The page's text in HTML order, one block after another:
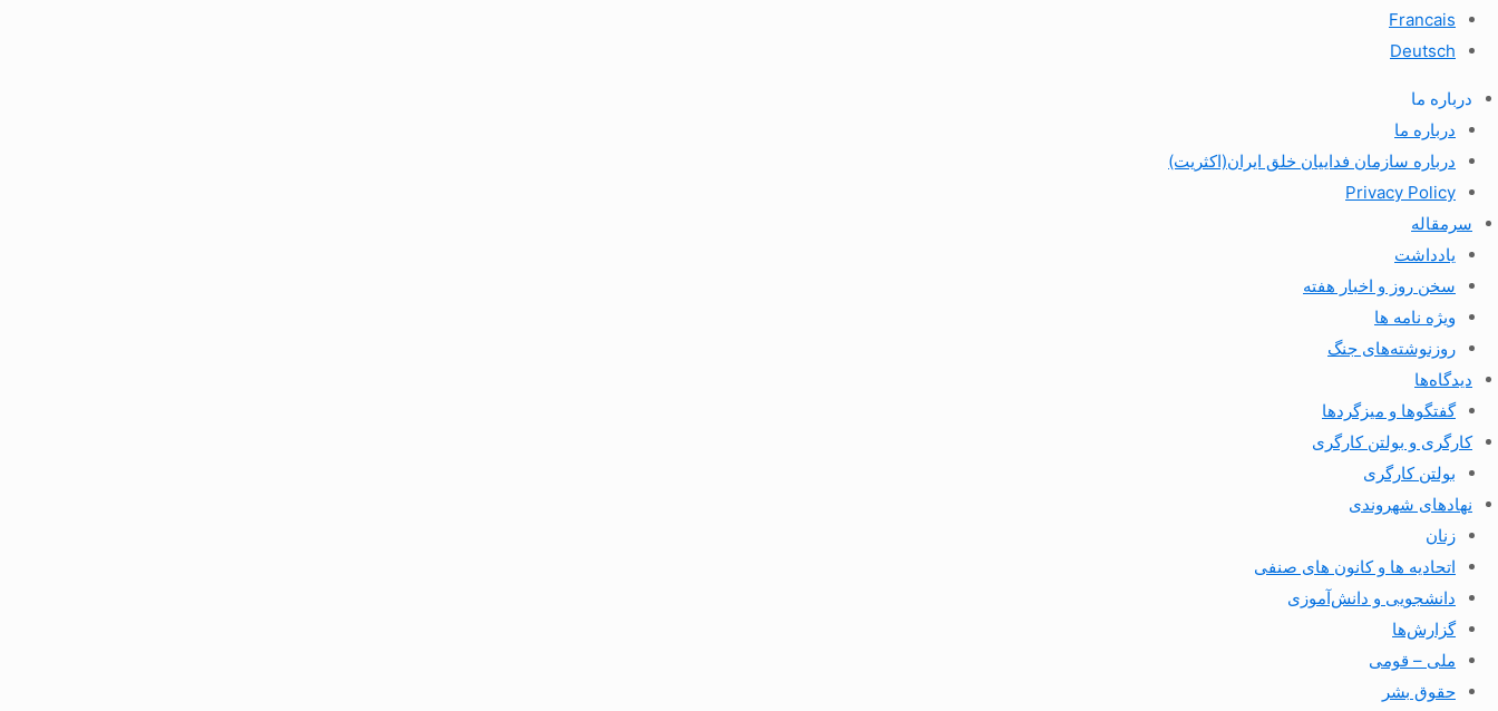
Francais
Deutsch
درباره ما
درباره ما
درباره سازمان فداییان خلق ایران(اکثریت)
Privacy Policy
سرمقاله
یادداشت
سخن روز و اخبار هفته
ویژه نامه ها
روزنوشته‌های جنگ
دیدگاه‌ها
گفتگوها و میزگردها
کارگری و بولتن کارگری
بولتن کارگری
نهادهای شهروندی
زنان
اتحادیه ها و کانون های صنفی
دانشجویی و دانش‌آموزی
گزارش‌ها
ملی – قومی
حقوق بشر